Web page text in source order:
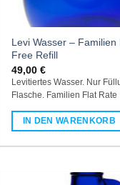
Levi Wasser – Familien
Free Refill
49,00 €
Levitiertes Wasser. Nur
Flasche. Familien Flat Rate
IN DEN WARENKORB